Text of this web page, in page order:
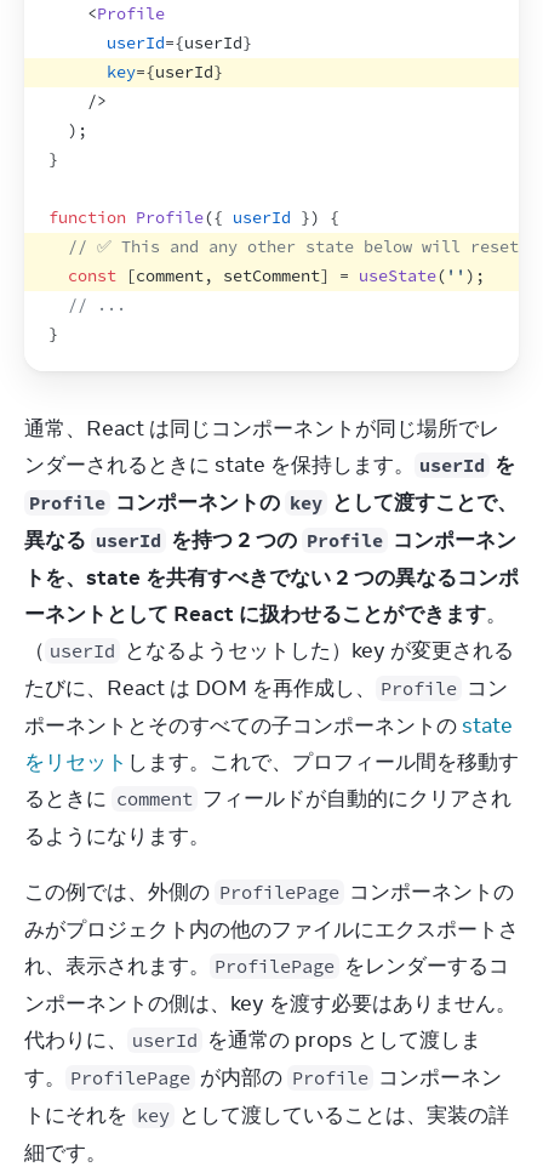
<Profile
userId={userId}
key={userId}
/>
) ;
}
function Profile({ userId })
{
// ✅ This and any other state below will reset
const
[comment, setComment] = useState( '' ) ;
// ...
}
通常、React は同じコンポーネントが同じ場所でレ
ンダーされるときに state を保持します。
userId
Profile コンポーネントの key として渡すことで、
異なる userId を持つ 2 つの Profile コンポーネン
トを、state を共有すべきでない 2 つの異なるコンポ
ーネントとして React に扱わせることができます。
（ userId
となるようセットした）key が変更される
たびに、React は DOM を再作成し、
Profile コン
ポーネントとそのすべての子コンポーネントの state
をリセット します。これで、プロフィール間を移動す
るときに comment フィールドが自動的にクリアされ
るようになります。
この例では、外側の ProfilePage コンポーネントの
みがプロジェクト内の他のファイルにエクスポートさ
れ、表示されます。
ProfilePage をレンダーするコ
ンポーネントの側は、key を渡す必要はありません。
代わりに、
userId を通常の props として渡しま
す。
ProfilePage が内部の Profile コンポーネン
トにそれを key として渡していることは、実装の詳
細です。